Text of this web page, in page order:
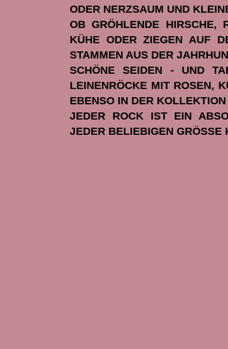
ODER NERZSAUM UND
OB GRÖHLENDE HIRSCHE,
KÜHE ODER ZIEGEN AUF
STAMMEN AUS DER
SCHÖNE SEIDEN - UND
LEINENRÖCKE MIT ROSEN,
EBENSO IN DER
JEDER ROCK IST EIN
JEDER BELIEBIGEN GRÖSSE